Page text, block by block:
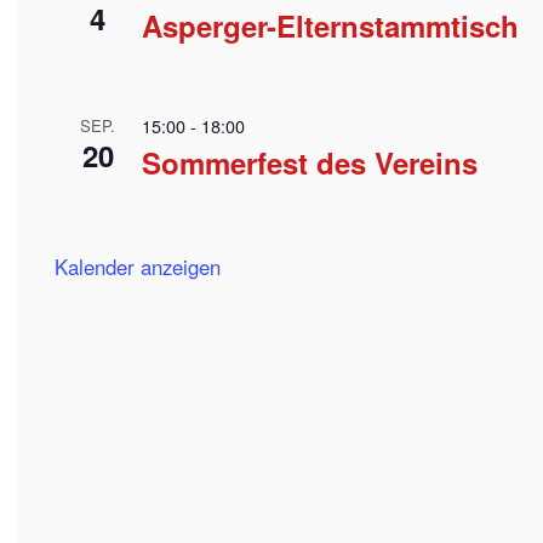
4 Asperger-Elternstammtisch
SEP.
20
15:00- 18:00
Sommerfest des Vereins
Kalender anzeigen